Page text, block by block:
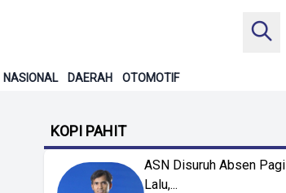
NASIONAL DAERAH OTOMOTIF
KOPI PAHIT
ASN Disuruh Absen
Lalu,...